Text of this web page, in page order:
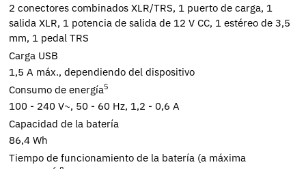
2 conectores combinados XLR/TRS, 1 puerto de carga, 1
salida XLR, 1 potencia de salida de 12 V CC, 1 estéreo de 3,5
mm, 1 pedal TRS
Carga USB
1,5 A máx., dependiendo del dispositivo
Consumo de energía5
100 - 240 V~, 50 - 60 Hz, 1,2 - 0,6 A
Capacidad de la batería
86,4 Wh
Tiempo de funcionamiento de la batería (a máxima